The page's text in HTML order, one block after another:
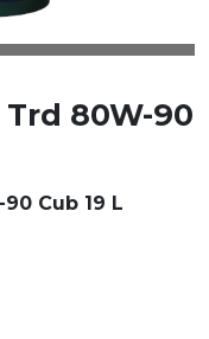
80W-90
Cub 19 L